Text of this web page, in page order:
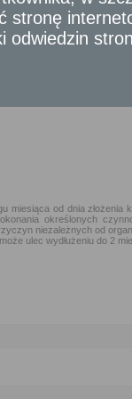
dołączyć –
dołączyć dokument
nie starszy niż 3
do wniosku
miesiąca od dnia
określonych
niezależnych od
ulec wydłużeniu do 2
stronę
odwiedzin stron